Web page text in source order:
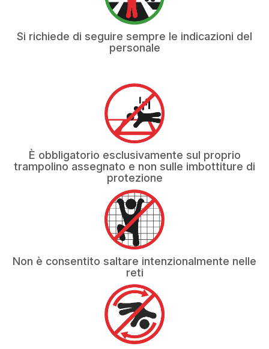
Si richiede di seguire sempre le indicazioni del
personale
È obbligatorio esclusivamente sul proprio
trampolino assegnato e non sulle imbottiture di
protezione
Non è consentito saltare intenzionalmente nelle
reti